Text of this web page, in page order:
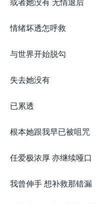
情绪坏透怎呼救
与世界开始脱勾
失去她没有
已累透
根本她跟我早已被咀咒
任爱极浓厚 亦继续哑口
我曾伸手 想补救那错漏